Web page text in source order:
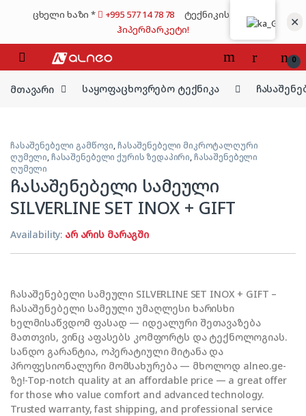
ცხელი ხაზი * +995 577 14 78 78
ტექნიკის მსხვილი
ჰიპერმარკეტი!
✕
0
მთავარი საყოფაცხოვრებო ტექნიკა
ჩასაშენებელი გამწოვი,ჩასაშენებელი მიკროტალღური
ღუმელი,ჩასაშენებელი ქურის ზედაპირი,ჩასაშენებელი
ღუმელი
ჩასაშენებელი სამეული
SILVERLINE SET INOX + GIFT
Availability: არ არის მარაგში
ჩასაშენებელი სამეული SILVERLINE SET INOX + GIFT –
ჩასაშენებელი სამეული უმაღლესი ხარისხი
ხელმისაწვდომ ფასად — იდეალური შეთავაზება
მათთვის, ვინც აფასებს კომფორტს და ტექნოლოგიას.
სანდო გარანტია, ოპერატიული მიტანა და
პროფესიონალური მომსახურება — მხოლოდ alneo.ge-
ზე!-Top-notch quality at an affordable price — a great offer
for those who value comfort and advanced technology.
Trusted warranty, fast shipping, and professional service